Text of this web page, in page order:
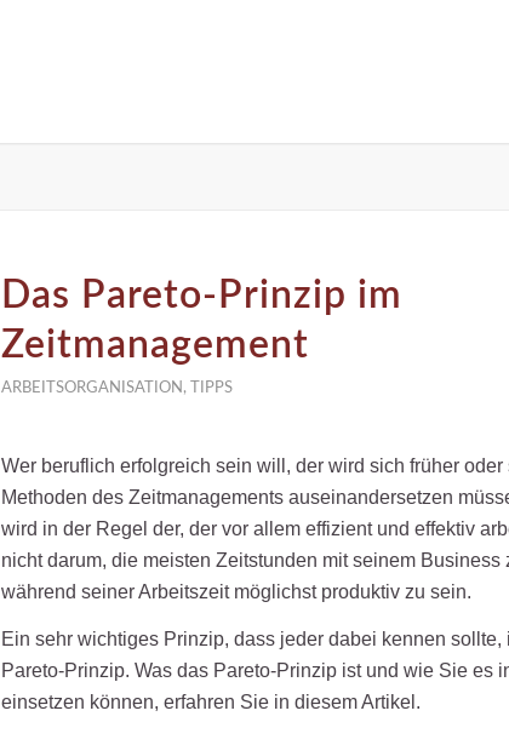
Das Pareto-Prinzip im
Zeitmanagement
ARBEITSORGANISATION , TIPPS
Wer beruflich erfolgreich sein will, der wird sich früher oder
Methoden des Zeitmanagements auseinandersetzen
wird in der Regel der, der vor allem effizient und effektiv
nicht darum, die meisten Zeitstunden mit seinem Business
während seiner Arbeitszeit möglichst produktiv zu sein.
Ein sehr wichtiges Prinzip, dass jeder dabei kennen sollte,
Pareto-Prinzip. Was das Pareto-Prinzip ist und wie Sie es
einsetzen können, erfahren Sie in diesem Artikel.